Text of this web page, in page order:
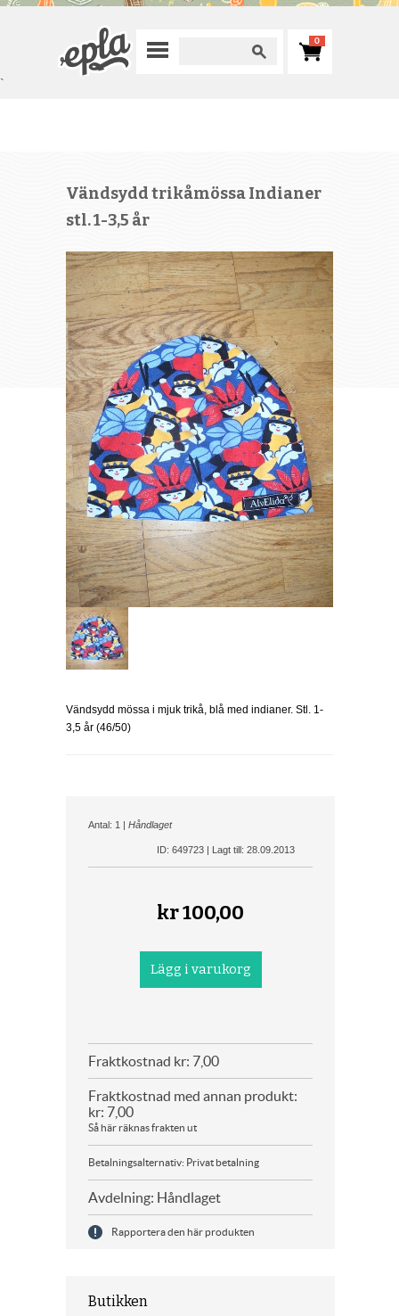
0
`
Vändsydd trikåmössa Indianer
stl. 1-3,5 år
Vändsydd mössa i mjuk trikå, blå med indianer. Stl. 1-
3,5 år (46/50)
Antal: 1 | Håndlaget
ID: 649723 | Lagt till: 28.09.2013
kr100,00
Fraktkostnad kr: 7,00
Fraktkostnad med annan produkt:
kr: 7,00
Så här räknas frakten ut
Betalningsalternativ: Privat betalning
Avdelning: Håndlaget
Rapportera den här produkten
Butikken